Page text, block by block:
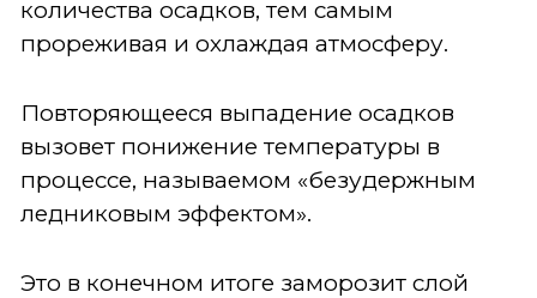
количества осадков, тем самым
прореживая и охлаждая атмосферу.
Повторяющееся выпадение осадков
вызовет понижение температуры в
процессе, называемом «безудержным
ледниковым эффектом».
Это в конечном итоге заморозит слой